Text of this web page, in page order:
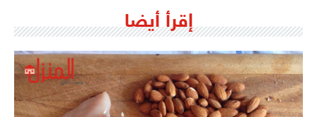
إقرأ أيضا